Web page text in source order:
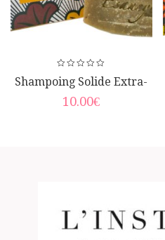
Shampoing Solide Extra-
Doux Au Beurre De
10.00€